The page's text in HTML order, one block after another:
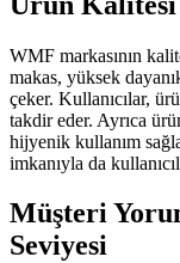
WMF markasının
makas, yüksek
çeker. Kullanıcılar,
takdir eder. Ayrıca
hijyenik kullanım
imkanıyla da
Müşteri
Seviyesi